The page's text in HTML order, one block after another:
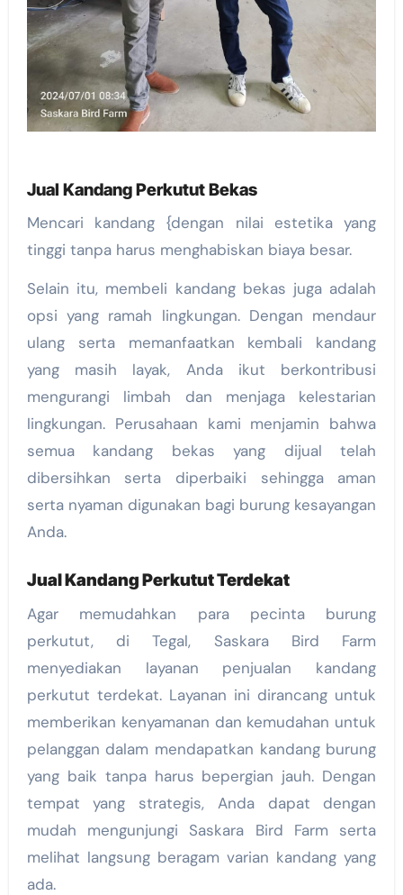
Jual Kandang Perkutut Bekas
Mencari kandang {dengan nilai estetika yang
tinggi tanpa harus menghabiskan biaya besar.
Selain itu, membeli kandang bekas juga adalah
opsi yang ramah lingkungan. Dengan mendaur
ulang serta memanfaatkan kembali kandang
yang masih layak, Anda ikut berkontribusi
mengurangi limbah dan menjaga kelestarian
lingkungan. Perusahaan kami menjamin bahwa
semua kandang bekas yang dijual telah
dibersihkan serta diperbaiki sehingga aman
serta nyaman digunakan bagi burung kesayangan
Anda.
Jual Kandang Perkutut Terdekat
Agar memudahkan para pecinta burung
perkutut, di Tegal, Saskara Bird Farm
menyediakan layanan penjualan kandang
perkutut terdekat. Layanan ini dirancang untuk
memberikan kenyamanan dan kemudahan untuk
pelanggan dalam mendapatkan kandang burung
yang baik tanpa harus bepergian jauh. Dengan
tempat yang strategis, Anda dapat dengan
mudah mengunjungi Saskara Bird Farm serta
melihat langsung beragam varian kandang yang
ada.